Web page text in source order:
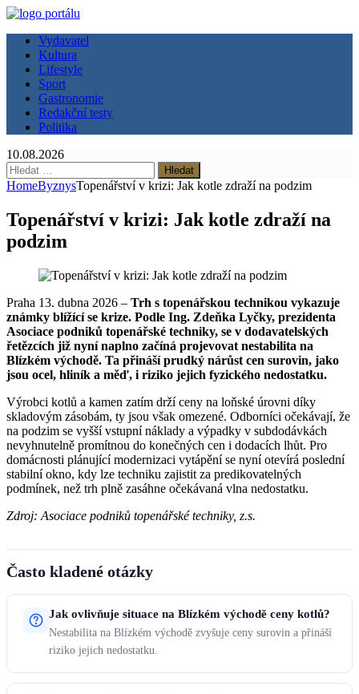
Vydavatel
Kultura
Lifestyle
Sport
Gastronomie
Redakční testy
Politika
10.08.2026
Vyhledávání
HomeByznysTopenářství v krizi: Jak kotle zdraží na podzim
Topenářství v krizi: Jak kotle zdraží na
podzim
Praha 13. dubna 2026 – Trh s topenářskou technikou vykazuje
známky blížící se krize. Podle Ing. Zdeňka Lyčky, prezidenta
Asociace podniků topenářské techniky, se v dodavatelských
řetězcích již nyní naplno začíná projevovat nestabilita na
Blízkém východě. Ta přináší prudký nárůst cen surovin, jako
jsou ocel, hliník a měď, i riziko jejich fyzického nedostatku.
Výrobci kotlů a kamen zatím drží ceny na loňské úrovni díky
skladovým zásobám, ty jsou však omezené. Odborníci očekávají, že
na podzim se vyšší vstupní náklady a výpadky v subdodávkách
nevyhnutelně promítnou do konečných cen i dodacích lhůt. Pro
domácnosti plánující modernizaci vytápění se nyní otevírá poslední
stabilní okno, kdy lze techniku zajistit za predikovatelných
podmínek, než trh plně zasáhne očekávaná vlna nedostatku.
Zdroj: Asociace podniků topenářské techniky, z.s.
Často kladené otázky
Jak ovlivňuje situace na Blízkém východě ceny kotlů?
Nestabilita na Blízkém východě zvyšuje ceny surovin a přináší
riziko jejich nedostatku.